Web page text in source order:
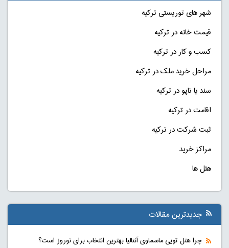
شهر های توریستی ترکیه
قیمت خانه در ترکیه
کسب و کار در ترکیه
مراحل خرید ملک در ترکیه
سند یا تاپو در ترکیه
اقامت در ترکیه
ثبت شرکت در ترکیه
مراکز خرید
هتل ها
جدیدترین مقالات
چرا هتل تویی ماسماوی آنتالیا بهترین انتخاب برای نوروز است؟